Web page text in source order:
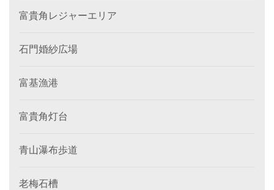
富貴角レジャーエリア
石門婚紗広場
富基漁港
富貴角灯台
青山瀑布歩道
老梅石槽